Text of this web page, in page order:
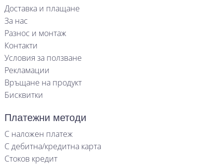
Доставка и плащане
За нас
Разнос и монтаж
Контакти
Условия за ползване
Рекламации
Връщане на продукт
Бисквитки
Платежни методи
С наложен платеж
С дебитна/кредитна карта
Стоков кредит